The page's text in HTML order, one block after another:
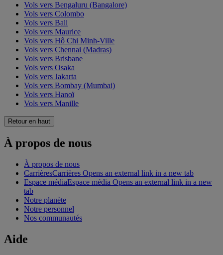
Vols vers Bengaluru (Bangalore)
Vols vers Colombo
Vols vers Bali
Vols vers Maurice
Vols vers Hô Chi Minh-Ville
Vols vers Chennai (Madras)
Vols vers Brisbane
Vols vers Osaka
Vols vers Jakarta
Vols vers Bombay (Mumbai)
Vols vers Hanoï
Vols vers Manille
Retour en haut
À propos de nous
À propos de nous
CarrièresCarrières Opens an external link in a new tab
Espace médiaEspace média Opens an external link in a new
tab
Notre planète
Notre personnel
Nos communautés
Aide